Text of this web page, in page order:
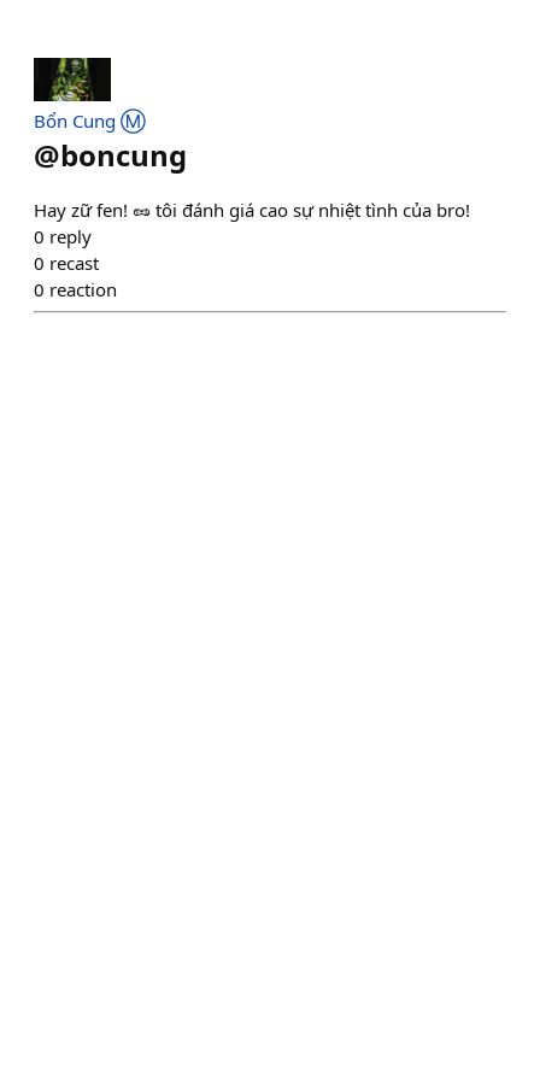
Bổn Cung Ⓜ️
@boncung
Hay zữ fen! 🥜 tôi đánh giá cao sự nhiệt tình của bro!
0 reply
0 recast
0 reaction